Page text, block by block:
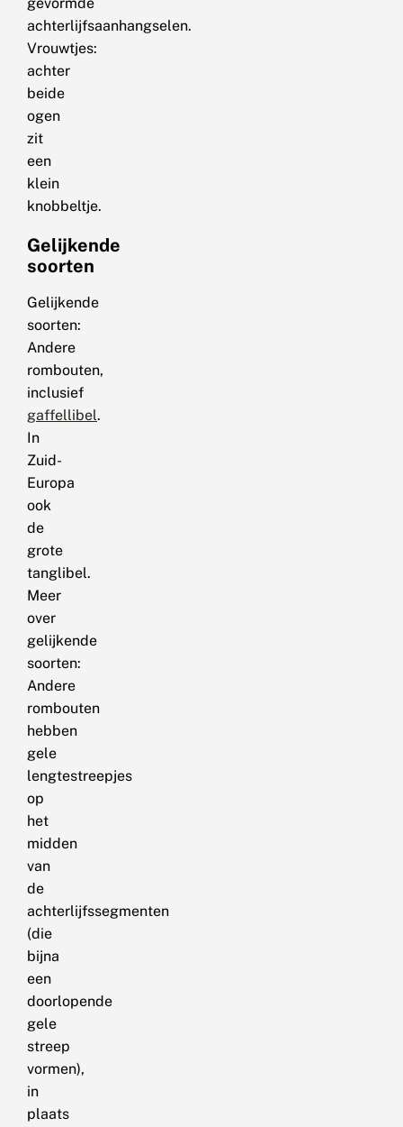
achterlijfsaanhangselen.
Vrouwtjes:
achter
beide
ogen
zit
een
klein
knobbeltje.
Gelijkende
soorten
Gelijkende
soorten:
Andere
rombouten,
inclusief
gaffellibel.
In
Zuid-
Europa
ook
de
grote
tanglibel.
Meer
over
gelijkende
soorten:
Andere
rombouten
hebben
gele
lengtestreepjes
op
het
midden
van
de
achterlijfssegmenten
(die
bijna
een
doorlopende
gele
streep
vormen),
in
plaats